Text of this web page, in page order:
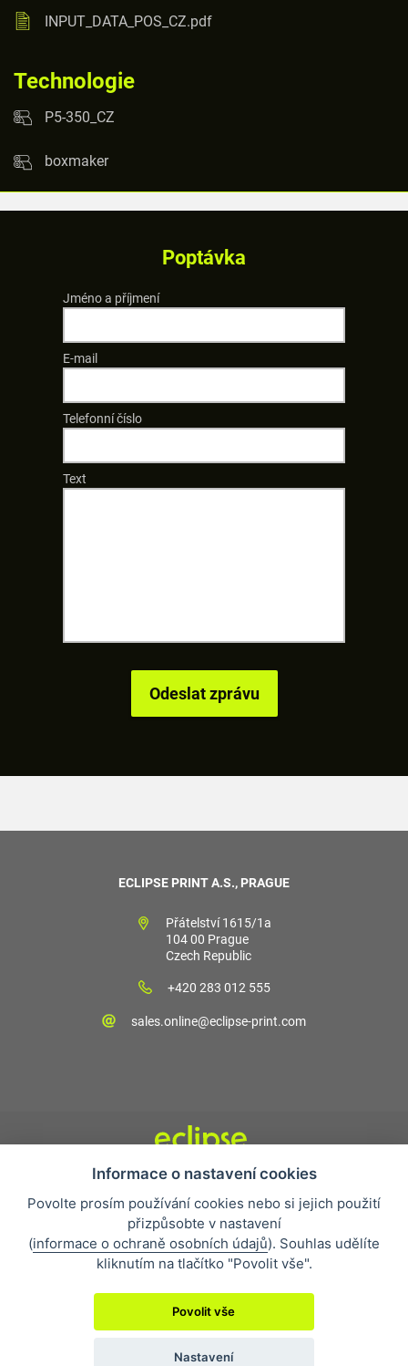
INPUT_DATA_POS_CZ.pdf
Technologie
P5-350_CZ
boxmaker
Poptávka
Jméno a příjmení
E-mail
Telefonní číslo
Text
ECLIPSE PRINT A.S., PRAGUE
Přátelství 1615/1a
104 00 Prague
Czech Republic
+420 283 012 555
sales.online@eclipse-print.com
Obchodní podmínky
Nejčastější otázky
Ochrana osobních údajů
O společnosti
Whistleblowing
Informace o nastavení cookies
Povolte prosím používání cookies nebo si jejich použití
přizpůsobte v nastavení
(informace o ochraně osobních údajů). Souhlas udělíte
kliknutím na tlačítko "Povolit vše".
Povolit vše
Nastavení